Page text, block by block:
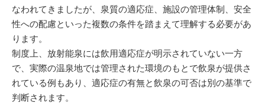
なわれてきましたが、泉質の適応症、施設の管理体制、安全
性への配慮といった複数の条件を踏まえて理解する必要があ
ります。
制度上、放射能泉には飲用適応症が明示されていない一方
で、実際の温泉地では管理された環境のもとで飲泉が提供さ
れている例もあり、適応症の有無と飲泉の可否は別の基準で
判断されます。